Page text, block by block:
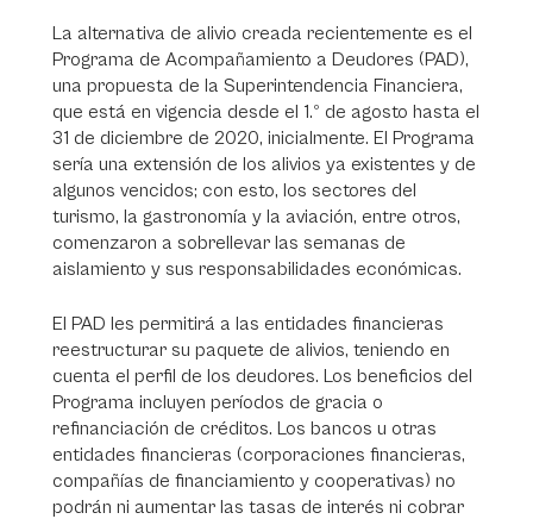
La alternativa de alivio creada recientemente es el
Programa de Acompañamiento a Deudores (PAD),
una propuesta de la Superintendencia Financiera,
que está en vigencia desde el 1.º de agosto hasta el
31 de diciembre de 2020, inicialmente. El Programa
sería una extensión de los alivios ya existentes y de
algunos vencidos; con esto, los sectores del
turismo, la gastronomía y la aviación, entre otros,
comenzaron a sobrellevar las semanas de
aislamiento y sus responsabilidades económicas.
El PAD les permitirá a las entidades financieras
reestructurar su paquete de alivios, teniendo en
cuenta el perfil de los deudores. Los beneficios del
Programa incluyen períodos de gracia o
refinanciación de créditos. Los bancos u otras
entidades financieras (corporaciones financieras,
compañías de financiamiento y cooperativas) no
podrán ni aumentar las tasas de interés ni cobrar